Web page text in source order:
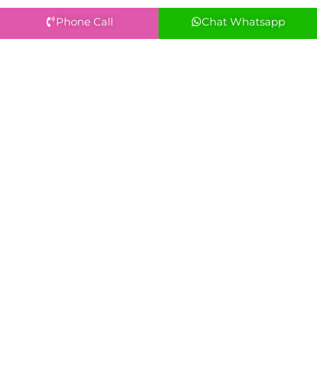
Phone Call Chat Whatsapp